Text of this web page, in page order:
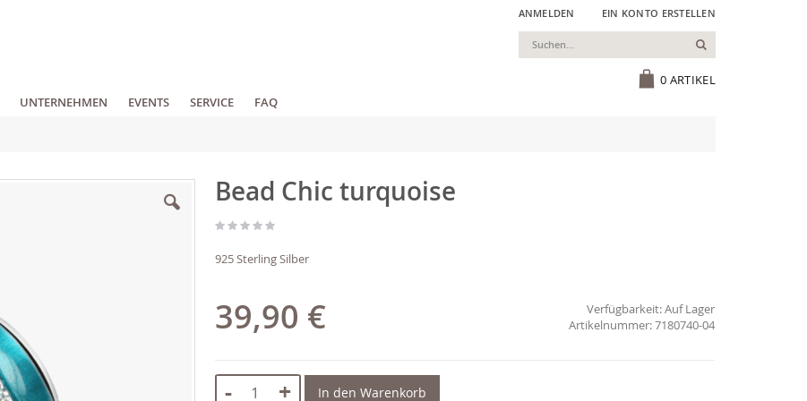
ANMELDEN EIN KONTO ERSTELLEN
0 ARTIKEL
Suchen
UNTERNEHMEN EVENTS SERVICE FAQ
Bead Chic turquoise
925 Sterling Silber
39,90 € Verfügbarkeit:Auf Lager
7180740-04
- + In den Warenkorb